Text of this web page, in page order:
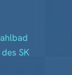
SK